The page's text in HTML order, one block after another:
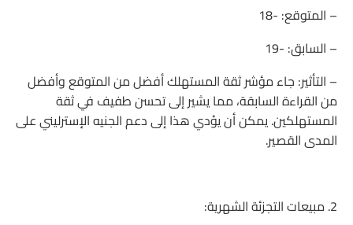
– المتوقع: -18
– السابق: -19
– التأثير: جاء مؤشر ثقة المستهلك أفضل من المتوقع وأفضل
من القراءة السابقة، مما يشير إلى تحسن طفيف في ثقة
المستهلكين. يمكن أن يؤدي هذا إلى دعم الجنيه الإسترليني على
المدى القصير.
2. مبيعات التجزئة الشهرية: